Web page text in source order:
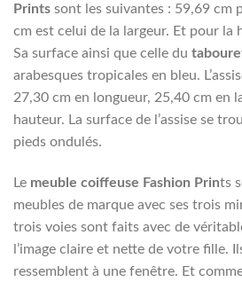
Prints sont les suivantes : 59,69 cm
cm est celui de la largeur. Et pour la
Sa surface ainsi que celle du
arabesques tropicales en bleu.
27,30 cm en longueur, 25,40 cm en
hauteur. La surface de l’assise se
pieds ondulés.
Le meuble coiffeuse Fashion Prints
meubles de marque avec ses trois
trois voies sont faits avec de
l’image claire et nette de votre fille.
ressemblent à une fenêtre. Et